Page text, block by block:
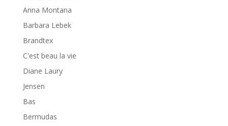
Anna Montana
Barbara Lebek
Brandtex
C'est beau la vie
Diane Laury
Jensen
Bas
Bermudas